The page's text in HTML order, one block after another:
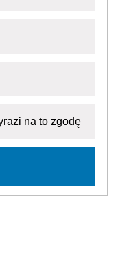
na to zgodę